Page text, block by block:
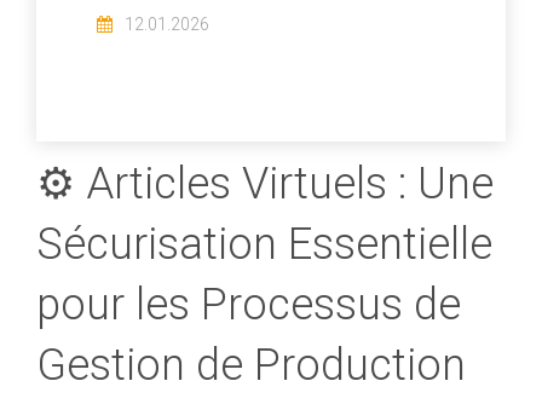
12.01.2026
⚙️ Articles Virtuels : Une
Sécurisation Essentielle
pour les Processus de
Gestion de Production